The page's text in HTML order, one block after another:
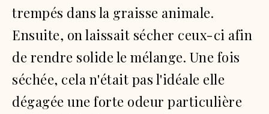
trempés dans la graisse animale.
Ensuite, on laissait sécher ceux-ci afin
de rendre solide le mélange. Une fois
séchée, cela n'était pas l'idéale elle
dégagée une forte odeur particulière